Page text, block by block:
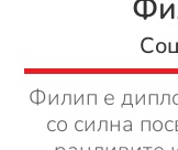
Филип е
со силна